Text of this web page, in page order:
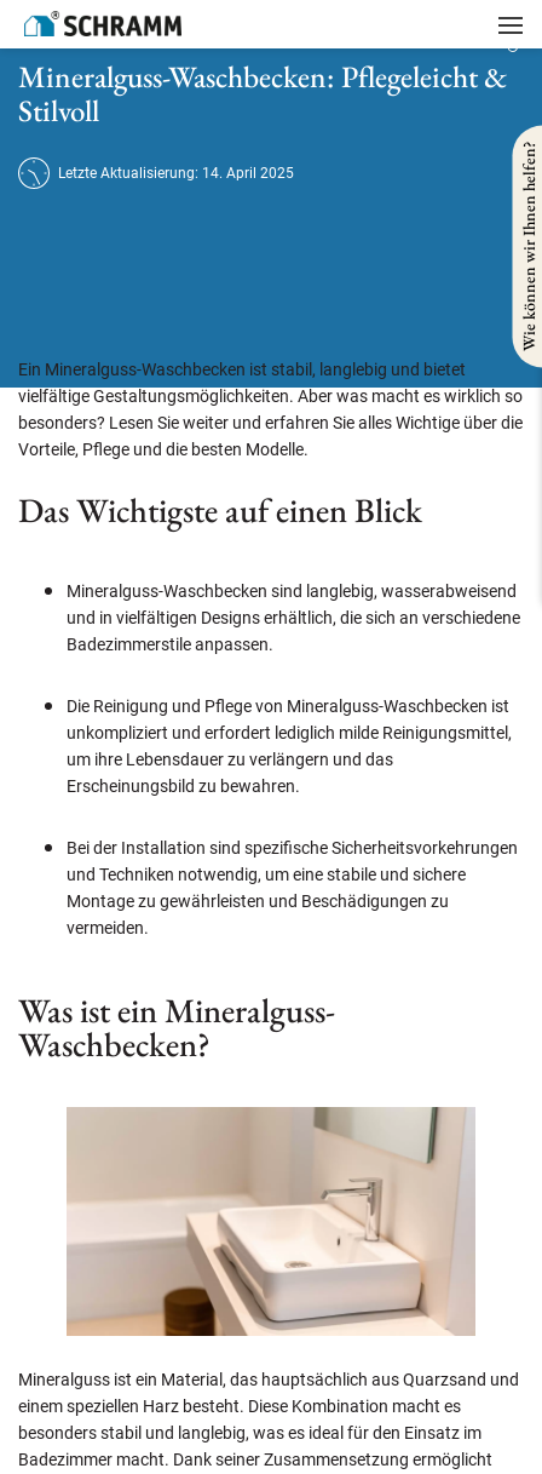
Startseite
Mineralguss-Waschbecken: Pflegeleicht & Stilvoll
Mineralguss-Waschbecken: Pflegeleicht &
Stilvoll
Letzte Aktualisierung: 14. April 2025
Ein Mineralguss-Waschbecken ist stabil, langlebig und bietet
vielfältige Gestaltungsmöglichkeiten. Aber was macht es wirklich so
besonders? Lesen Sie weiter und erfahren Sie alles Wichtige über die
Vorteile, Pflege und die besten Modelle.
Das Wichtigste auf einen Blick
Mineralguss-Waschbecken sind langlebig, wasserabweisend
und in vielfältigen Designs erhältlich, die sich an verschiedene
Badezimmerstile anpassen.
Die Reinigung und Pflege von Mineralguss-Waschbecken ist
unkompliziert und erfordert lediglich milde Reinigungsmittel,
um ihre Lebensdauer zu verlängern und das
Erscheinungsbild zu bewahren.
Bei der Installation sind spezifische Sicherheitsvorkehrungen
und Techniken notwendig, um eine stabile und sichere
Montage zu gewährleisten und Beschädigungen zu
vermeiden.
Was ist ein Mineralguss-
Waschbecken?
Mineralguss ist ein Material, das hauptsächlich aus Quarzsand und
einem speziellen Harz besteht. Diese Kombination macht es
besonders stabil und langlebig, was es ideal für den Einsatz im
Badezimmer macht. Dank seiner Zusammensetzung ermöglicht
Wie können wir Ihnen helfen?